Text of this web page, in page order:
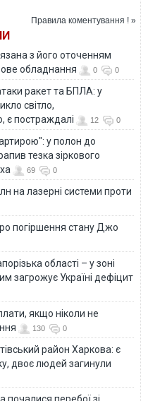
Правила коментування ! »
з його оточенням
обладнання
0 0
ракет та БПЛА: у
світло,
є постраждалі
12 0
у полон до
тезка зіркового
69 0
на лазерні системи проти
погіршення стану Джо
області – у зоні
загрожує Україні дефіцит
якщо ніколи не
130 0
район Харкова: є
двоє людей загинули